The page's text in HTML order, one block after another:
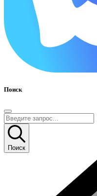
Поиск
Поиск